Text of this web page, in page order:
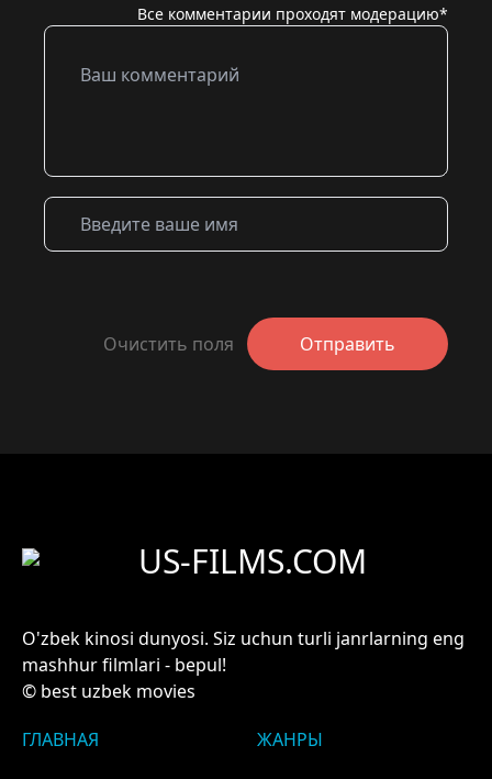
Все комментарии проходят модерацию*
Очистить поля Отправить
US-FILMS.COM
O'zbek kinosi dunyosi. Siz uchun turli janrlarning eng
mashhur filmlari - bepul!
© best uzbek movies
ГЛАВНАЯ
ЖАНРЫ